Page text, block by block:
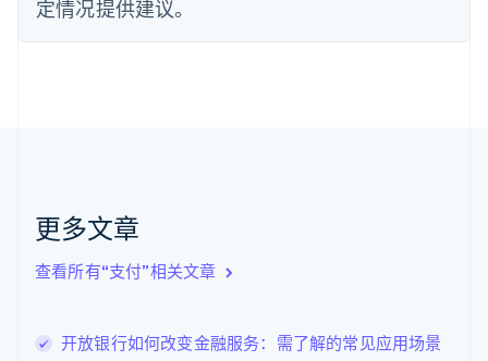
定情况提供建议。
更多文章
查看所有“支付”相关文章
开放银行如何改变金融服务：需了解的常见应用场景
EnglishSvenska
English
English
卢森堡